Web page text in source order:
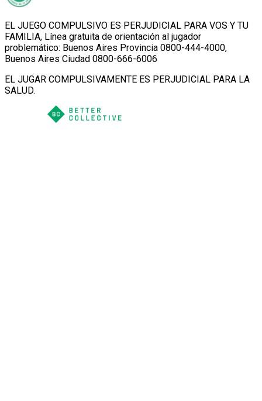
EL JUEGO COMPULSIVO ES PERJUDICIAL PARA VOS Y TU
FAMILIA, Línea gratuita de orientación al jugador
problemático: Buenos Aires Provincia 0800-444-4000,
Buenos Aires Ciudad 0800-666-6006
EL JUGAR COMPULSIVAMENTE ES PERJUDICIAL PARA LA
SALUD.